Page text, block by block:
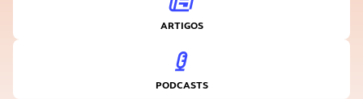
ARTIGOS
PODCASTS